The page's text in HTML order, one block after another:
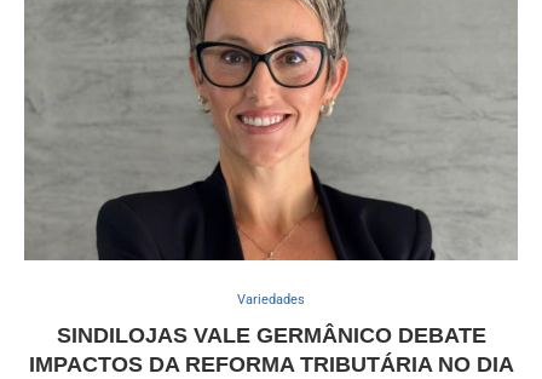
Variedades
SINDILOJAS VALE GERMÂNICO DEBATE
IMPACTOS DA REFORMA TRIBUTÁRIA NO DIA